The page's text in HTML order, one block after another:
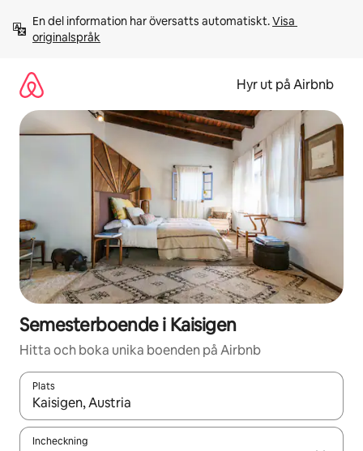
innehåll
En del information har översatts automatiskt. Visa
originalspråk
Hyr ut på Airbnb
Semesterboende i Kaisigen
Hitta och boka unika boenden på Airbnb
Plats
När resultaten är tillgängliga kan du navigera med upp- och
Incheckning